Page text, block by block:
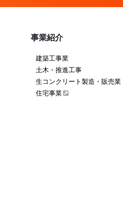
事業紹介
建築工事業
土木・推進工事
生コンクリート製造・販売業
住宅事業